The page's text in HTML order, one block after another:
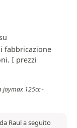
fabbricazione
I prezzi
joymax 125cc -
Raul a seguito